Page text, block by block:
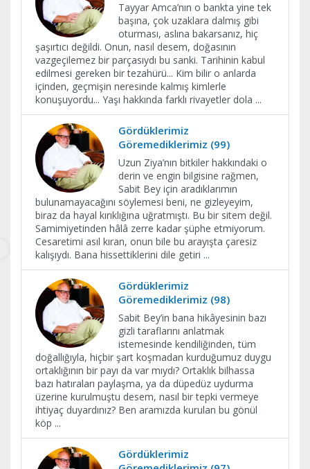
Tayyar Amca’nın o bankta yine tek
başına, çok uzaklara dalmış gibi
oturması, aslına bakarsanız, hiç
şaşırtıcı değildi. Onun, nasıl desem, doğasının
vazgeçilemez bir parçasıydı bu sanki. Tarihinin kabul
edilmesi gereken bir tezahürü... Kim bilir o anlarda
içinden, geçmişin neresinde kalmış kimlerle
konuşuyordu... Yaşı hakkında farklı rivayetler dola ...
Gördüklerimiz
Göremediklerimiz (99)
Uzun Ziya’nın bitkiler hakkındaki o
derin ve engin bilgisine rağmen,
Sabit Bey için aradıklarımın
bulunamayacağını söylemesi beni, ne gizleyeyim,
biraz da hayal kırıklığına uğratmıştı. Bu bir sitem değil.
Samimiyetinden hâlâ zerre kadar şüphe etmiyorum.
Cesaretimi asıl kıran, onun bile bu arayışta çaresiz
kalışıydı. Bana hissettiklerini dile getiri ...
Gördüklerimiz
Göremediklerimiz (98)
Sabit Bey’in bana hikâyesinin bazı
gizli taraflarını anlatmak
istemesinde kendiliğinden, tüm
doğallığıyla, hiçbir şart koşmadan kurduğumuz duygu
ortaklığının bir payı da var mıydı? Ortaklık bilhassa
bazı hatıraları paylaşma, ya da düpedüz uydurma
üzerine kurulmuştu desem, nasıl bir tepki vermeye
ihtiyaç duyardınız? Ben aramızda kurulan bu gönül
köp ...
Gördüklerimiz